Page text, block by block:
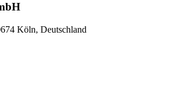
Köln, Deutschland